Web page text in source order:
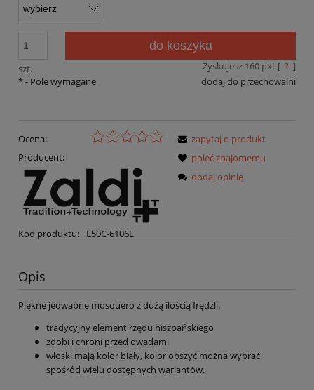
szt.
do koszyka
Zyskujesz 160pkt [ ? ]
dodaj do przechowalni
*- Pole wymagane
Ocena:
Producent:
Kod produktu: E50C-6106E
zapytaj o produkt
poleć znajomemu
dodaj opinię
Opis
Piękne jedwabne mosquero z dużą ilością frędzli.
tradycyjny element rzędu hiszpańskiego
zdobi i chroni przed owadami
włoski mają kolor biały, kolor obszyć można wybrać
spośród wielu dostępnych wariantów.